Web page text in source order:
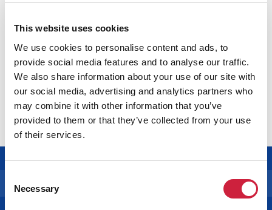
This website uses cookies
We use cookies to personalise content and ads, to
provide social media features and to analyse our traffic.
We also share information about your use of our site with
our social media, advertising and analytics partners who
may combine it with other information that you’ve
provided to them or that they’ve collected from your use
of their services.
Selection
Necessary
Ver más fotos
Ver 54 fotos
Cucharas Hidráulicas